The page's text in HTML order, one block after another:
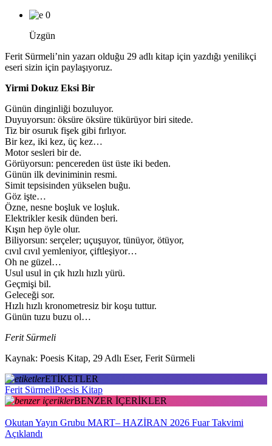
0
Üzgün
Ferit Sürmeli’nin yazarı olduğu 29 adlı kitap için yazdığı yenilikçi
eseri sizin için paylaşıyoruz.
Yirmi Dokuz Eksi Bir
Günün dinginliği bozuluyor.
Duyuyorsun: öksüre öksüre tükürüyor biri sitede.
Tiz bir osuruk fişek gibi fırlıyor.
Bir kez, iki kez, üç kez…
Motor sesleri bir de.
Görüyorsun: pencereden üst üste iki beden.
Günün ilk deviniminin resmi.
Simit tepsisinden yükselen buğu.
Göz işte…
Özne, nesne boşluk ve loşluk.
Elektrikler kesik dünden beri.
Kışın hep öyle olur.
Biliyorsun: serçeler; uçuşuyor, tünüyor, ötüyor,
cıvıl cıvıl yemleniyor, çiftleşiyor…
Oh ne güzel…
Usul usul in çık hızlı hızlı yürü.
Geçmişi bil.
Geleceği sor.
Hızlı hızlı kronometresiz bir koşu tuttur.
Günün tuzu buzu ol…
Ferit Sürmeli
Kaynak: Poesis Kitap, 29 Adlı Eser, Ferit Sürmeli
ETİKETLER
Ferit SürmeliPoesis Kitap
BENZER İÇERİKLER
Okutan Yayın Grubu MART– HAZİRAN 2026 Fuar Takvimi
Açıklandı